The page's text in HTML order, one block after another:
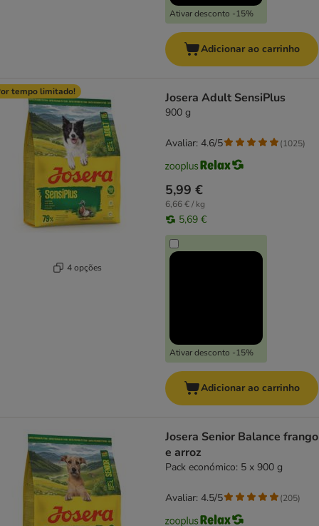
Ativar desconto -15%
Adicionar ao carrinho
tempo limitado!
4 opções
Josera Adult SensiPlus
900 g
5,99 €
6,66 € / kg
5,69 €
Ativar desconto -15%
Avaliar: 4.6/5 (1025)
Adicionar ao carrinho
Josera Senior Balance frango
e arroz
Pack económico: 5 x 900 g
Avaliar: 4.5/5 (205)